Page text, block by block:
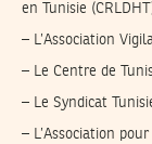
en Tunisie
– L’Association
– Le Centre de
– Le Syndicat
– L’Association